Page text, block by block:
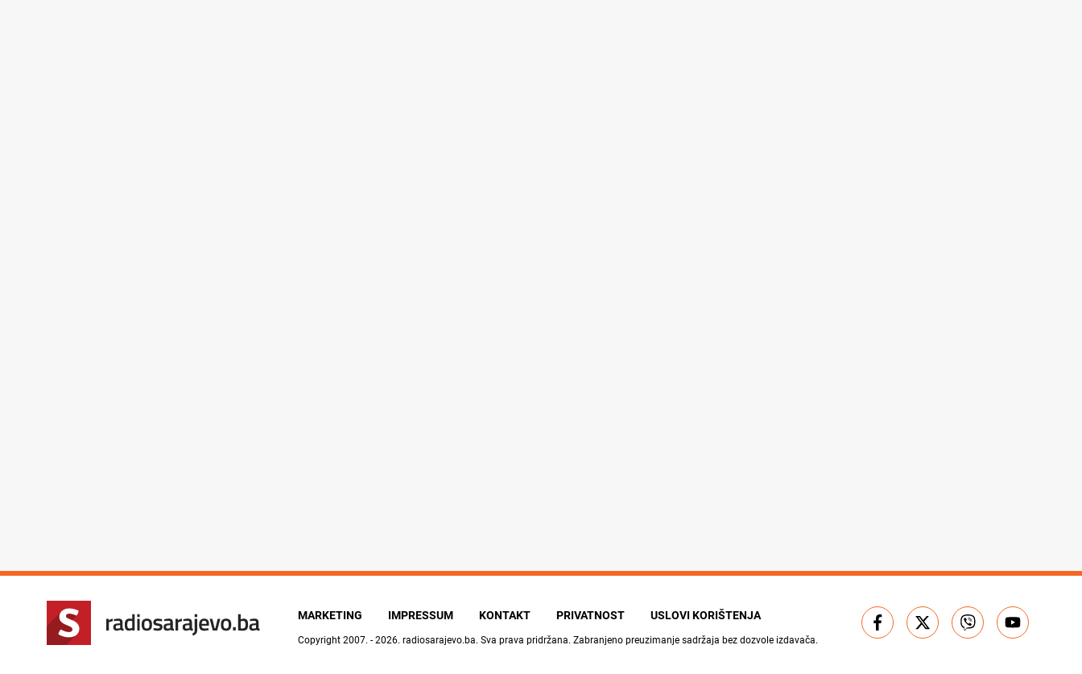
MARKETING IMPRESSUM KONTAKT PRIVATNOST USLOVI KORIŠTENJA
Copyright 2007. - 2026. radiosarajevo.ba. Sva prava pridržana. Zabranjeno preuzimanje sadržaja bez dozvole izdavača.